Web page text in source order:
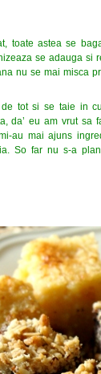
toate astea se
se adauga si
nu se mai misca
tot si se taie in
da’ eu am vrut
au mai ajuns
So far nu s-a